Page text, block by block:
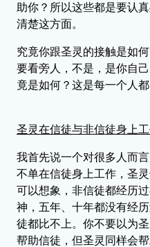
助你？所以这些都是要认
清楚这方面。
究竟你跟圣灵的接触是如
要看旁人，不是，是你自
竟是如何？这是每一个人
圣灵在信徒与非信徒身上
我首先说一个对很多人而
不单在信徒身上工作，圣
可以想象，非信徒都经历
神，五年、十年都没有经
徒都比不上。你不要以为
帮助信徒，但圣灵同样会